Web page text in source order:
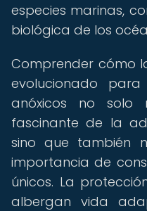
especies marinas,
biológica de los
Comprender cómo
evolucionado
anóxicos no solo
fascinante de la
sino que también
importancia de
únicos. La
albergan vida